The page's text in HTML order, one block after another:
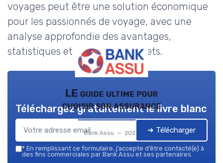
voyages peut être une solution économique
pour les passionnés de voyage, avec une
analyse approfondie des avantages,
statistiques et exemples concrets.
LE guide ultime pour
choisir son assurance
Bank Assu — 2026
Téléchargez gratuitement le livre blanc
➔ Télécharger
* En remplissant ce formulaire, j’accepte d’être contacté(e) à
des fins commerciales par Bank Assu et ses partenaires.